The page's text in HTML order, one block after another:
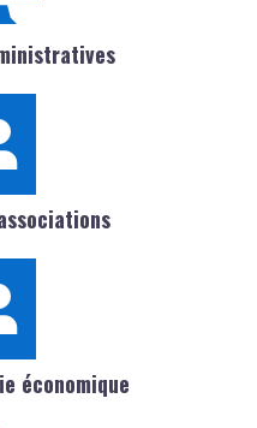
économique